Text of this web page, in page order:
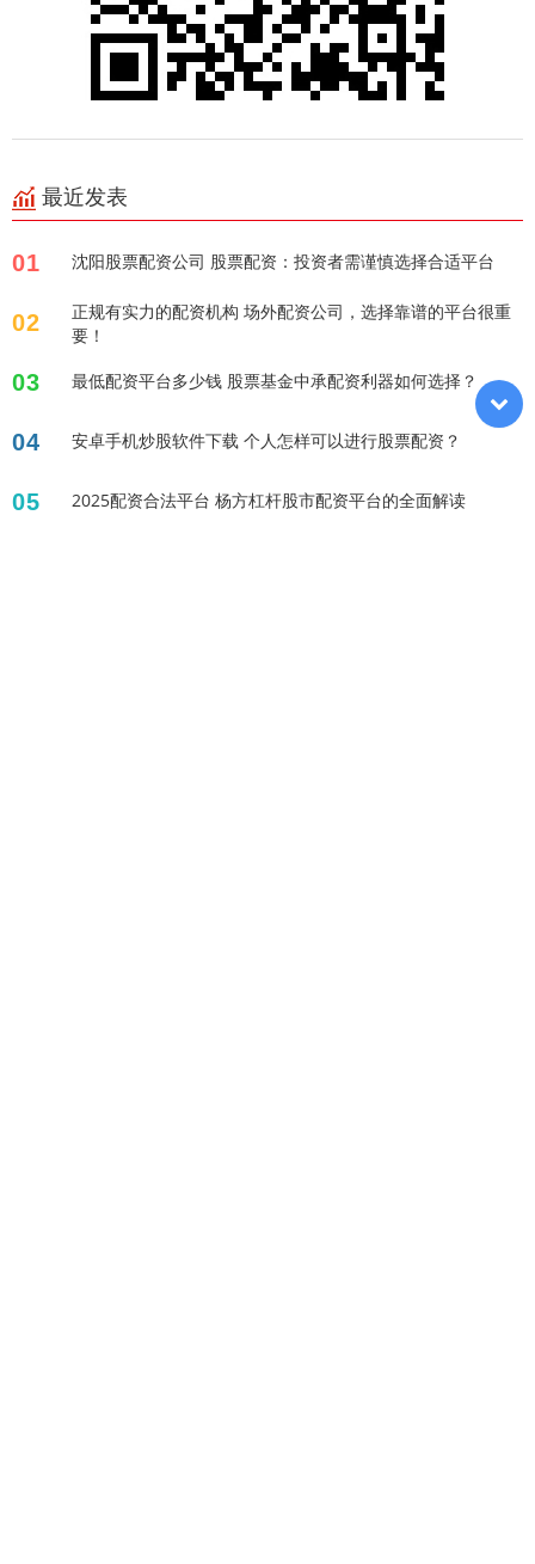
最近发表
01 沈阳股票配资公司 股票配资：投资者需谨慎选择合适平台
02
正规有实力的配资机构 场外配资公司，选择靠谱的平台很重
要！
03 最低配资平台多少钱 股票基金中承配资利器如何选择？
04 安卓手机炒股软件下载 个人怎样可以进行股票配资？
05 2025配资合法平台 杨方杠杆股市配资平台的全面解读